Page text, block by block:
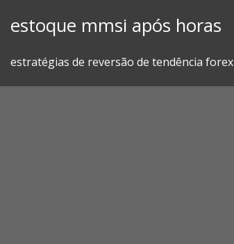
estoque mmsi após horas
estratégias de reversão de tendência forex